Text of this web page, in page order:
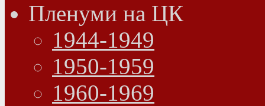
Пленуми на ЦК
1944-1949
1950-1959
1960-1969